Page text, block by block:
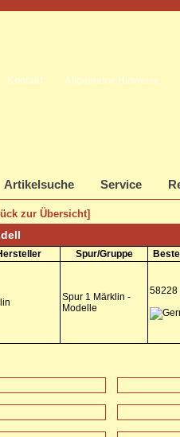
Kontakt Allgemeine Hinweise
Artikelsuche Service
zur Übersicht]
Spur/Gruppe
Spur 1 Märklin -
Modelle
58228